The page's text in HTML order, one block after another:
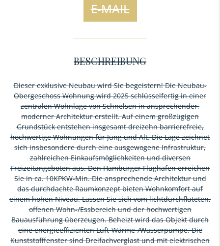
E-MAIL
BESCHREIBUNG
Dieser exklusive Neubau wird Sie begeistern! Die Neubau-
Obergeschoss Wohnung wird 2025 schlüsselfertig in einer
zentralen Wohnlage von Schnelsen in ansprechender,
moderner Architektur erstellt. Auf einem großzügigen
Grundstück entstehen insgesamt dreizehn barrierefreie,
hochwertige Wohnungen für Jung und Alt. Die Lage zeichnet
sich insbesondere durch eine ausgewogene Infrastruktur,
zahlreichen Einkaufsmöglichkeiten und diversen
Freizeitangeboten aus. Den Hamburger Flughafen erreichen
Sie in ca. 10KPKW-Min. Die ansprechende Architektur und
das durchdachte Raumkonzept bieten Wohnkomfort auf
einem hohen Niveau. Lassen Sie sich vom lichtdurchfluteten,
offenen Wohn-/Essbereich und der hochwertigen
Bauausführung überzeugen. Beheizt wird das Objekt durch
eine energieeffizienten Luft-Wärme-/Wasserpumpe. Die
Kunststofffenster sind Dreifachverglast und mit elektrischen